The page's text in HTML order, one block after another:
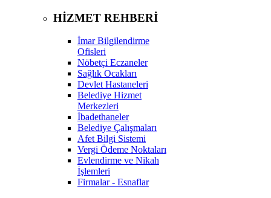
HİZMET REHBERİ
İmar Bilgilendirme
Ofisleri
Nöbetçi Eczaneler
Sağlık Ocakları
Devlet Hastaneleri
Belediye Hizmet
Merkezleri
İbadethaneler
Belediye Çalışmaları
Afet Bilgi Sistemi
Vergi Ödeme Noktaları
Evlendirme ve Nikah
İşlemleri
Firmalar - Esnaflar